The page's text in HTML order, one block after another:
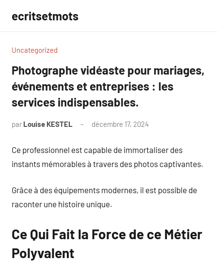
contenu
ecritsetmots
Uncategorized
Photographe vidéaste pour mariages,
événements et entreprises : les
services indispensables.
par Louise KESTEL décembre 17, 2024
Ce professionnel est capable de immortaliser des
instants mémorables à travers des photos captivantes.
Grâce à des équipements modernes, il est possible de
raconter une histoire unique.
Ce Qui Fait la Force de ce Métier
Polyvalent